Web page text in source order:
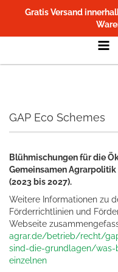
Gratis Versand
GAP Eco Schemes
Blühmischungen für die
Gemeinsamen
(2023 bis 2027).
Weitere Informationen zu
Förderrichtlinien und
Webseite
agrar.de/betrieb/recht/
sind-die-grundlagen/was-
einzelnen